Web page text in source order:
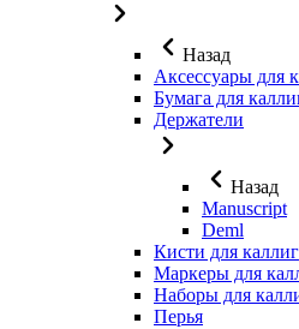
Назад
Аксессуары для
Бумага для
Держатели
Назад
Manuscript
Deml
Кисти для
Маркеры для
Наборы для
Перья